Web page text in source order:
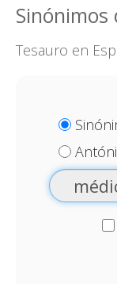
Sinónimos
Tesauro en